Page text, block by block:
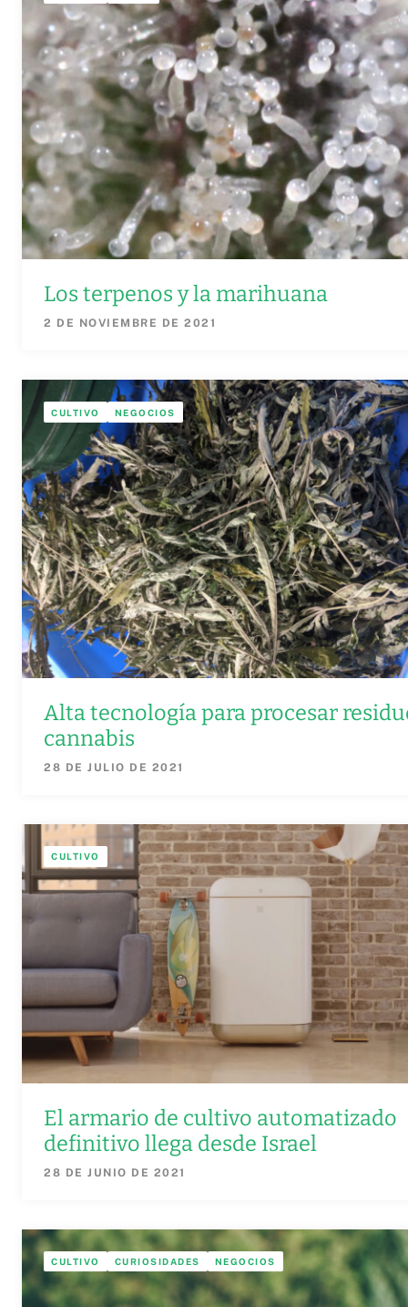
Los terpenos y la marihuana
2 DE NOVIEMBRE DE 2021
CULTIVO NEGOCIOS
Alta tecnología para procesar
cannabis
28 DE JULIO DE 2021
CULTIVO
El armario de cultivo automatizado
definitivo llega desde Israel
28 DE JUNIO DE 2021
CULTIVO CURIOSIDADES NEGOCIOS